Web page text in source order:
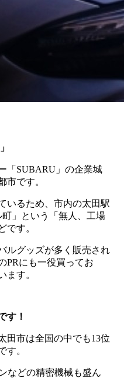
「SUBARU」の企業城
市です。
いるため、市内の太田駅
」という「無人、工場
です。
ルグッズが多く販売され
PRにも一役買ってお
ます。
す！
田市は全国の中でも13位
す。
などの精密機械も盛ん